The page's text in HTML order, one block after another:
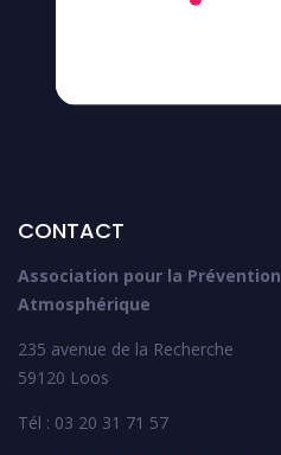
CONTACT
Association pour la
Atmosphérique
235 avenue de la Recherche
59120 Loos
Tél : 03 20 31 71 57